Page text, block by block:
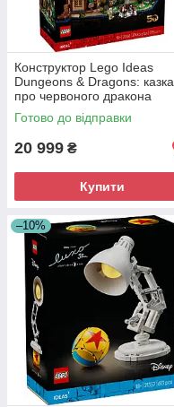
Конструктор Lego Ideas
Dungeons & Dragons: казка
про червоного дракона
21348
Готово до відправки
20 999 ₴
Купити
–10%